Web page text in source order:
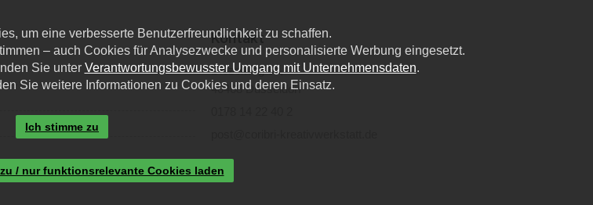
Kontakt
Diezelweg 6a,
40468 Düsseldorf
um eine verbesserte Benutzerfreundlichkeit zu schaffen.
– auch Cookies für Analysezwecke und personalisierte Werbung eingesetzt.
Sie unter Verantwortungsbewusster Umgang mit Unternehmensdaten.
Sie weitere Informationen zu Cookies und deren Einsatz.
Ich stimme zu
/ nur funktionsrelevante Cookies laden